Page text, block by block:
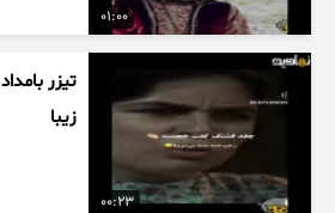
01:00
00:23
تیزر
زیبا